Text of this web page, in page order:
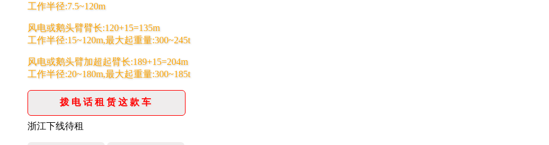
工作半径:7.5~120m
风电或鹅头臂臂长:120+15=135m
工作半径:15~120m,最大起重量:300~245t
风电或鹅头臂加超起臂长:189+15=204m
工作半径:20~180m,最大起重量:300~185t
拨电话租赁这款车
浙江下线待租